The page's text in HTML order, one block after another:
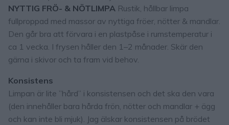
NYTTIG FRÖ- & NÖTLIMPA Rustik, hållbar limpa
fullproppad med massor av nyttiga fröer, nötter & mandlar.
Den går bra att förvara i en plastpåse i rumstemperatur i
ca 1 vecka. I frysen håller den 1–2 månader. Skär den
gärna i skivor och ta fram vid behov.
Konsistens
Limpan är lite ”hård” i konsistensen och det ska den vara
(den innehåller bara hårda frön, nötter och mandlar + ägg
och kan inte bli mjuk). Jag älskar konsistensen på brödet